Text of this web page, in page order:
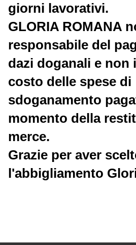
giorni lavorativi.
GLORIA ROMANA
responsabile del
dazi doganali e non
costo delle spese di
sdoganamento
momento della
merce.
Grazie per aver
l'abbigliamento